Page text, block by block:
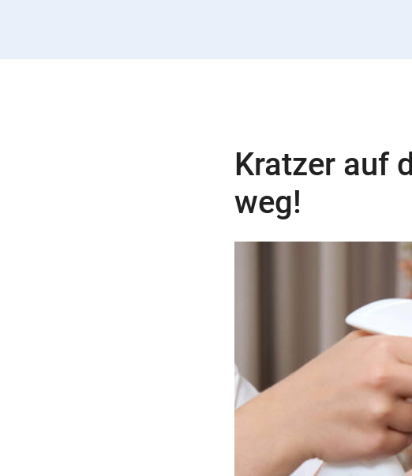
Kratzer auf
weg!